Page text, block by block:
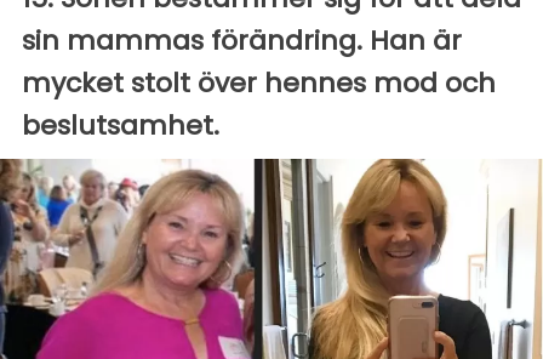
sin mammas förändring. Han är
mycket stolt över hennes mod och
beslutsamhet.